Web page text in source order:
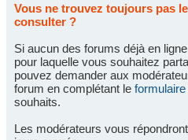
Vous ne trouvez toujours pas
consulter ?
Si aucun des forums déjà en
pour laquelle vous souhaitez
pouvez demander aux
forum en complétant le formulaire
souhaits.
Les modérateurs vous